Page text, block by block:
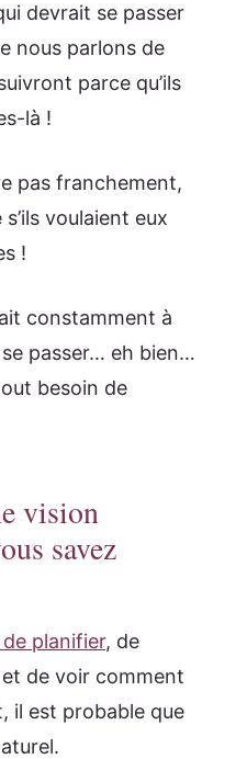
devrait se passer
nous parlons de
parce qu’ils
là !
pas franchement,
voulaient eux
!
constamment à
passer… eh bien…
besoin de
vision
savez
de planifier, de
de voir comment
il est probable que